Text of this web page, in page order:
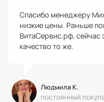
Спасибо менеджеру
низкие цены. Раньше
ВитаСервис.рф, сейчас
качество то же.
Людмила К.
постоянный